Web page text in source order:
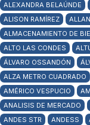
ALEXANDRA BELAÚNDE
ALISON RAMÍREZ
ALMACENAMIENTO DE
ALTO LAS CONDES
ÁLVARO OSSANDÓN
ALZA METRO CUADRADO
AMÉRICO VESPUCIO
ANALISIS DE MERCADO
ANDES STR
ANDESS